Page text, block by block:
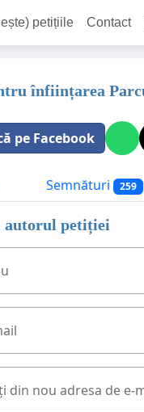
petițiile Contact
înființarea
pe Facebook
Semnături 259
autorul petiției
din nou adresa de e-